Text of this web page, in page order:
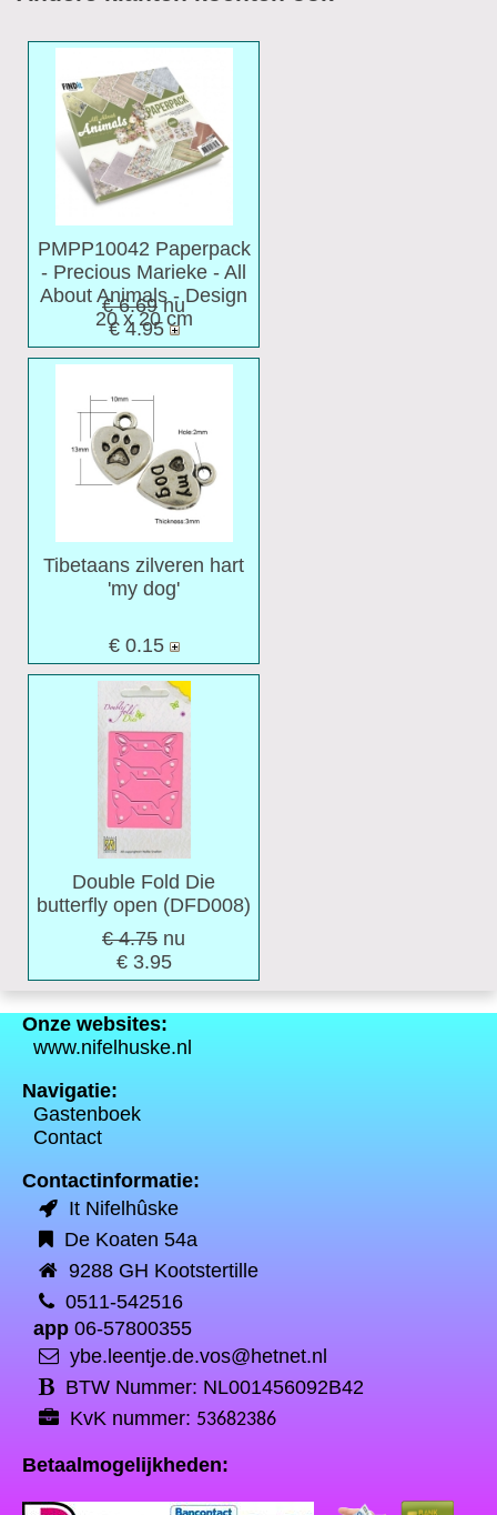
PMPP10042 Paperpack
- Precious Marieke - All
About Animals - Design
20 x 20 cm
€ 6.69nu
€ 4.95
Tibetaans zilveren hart
'my dog'
€ 0.15
Double Fold Die
butterfly open (DFD008)
€ 4.75 nu
€ 3.95
Onze websites:
www.nifelhuske.nl
Navigatie:
Gastenboek
Contact
Contactinformatie:
It Nifelhûske
De Koaten 54a
9288 GH Kootstertille
0511-542516
app 06-57800355
ybe.leentje.de.vos@hetnet.nl
BTW Nummer: NL001456092B42
KvK nummer: 53682386
Betaalmogelijkheden: